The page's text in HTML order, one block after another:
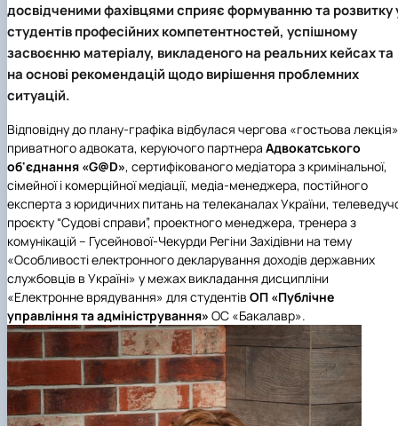
Іноземні мови
Працевлаштування
Їдальні та буфети
Студентські квитки
Центр вивчення мов
Психологічна підтримка
Інклюзивне середовище
Рада молодих вчених
Наукові школи
Стартап школа НУБіП України
Методичні рекомендації, пам'ятки
Форми документів
Патентно-ліцензійна діяльність
ЦКНО «Агропромисловий комплекс, лісове і
садово-паркове господарство, ветеринарна
медицина»
Обладнання НУБіП України
Біоетична комісія
Наукові видання
Досліднику та автору
Звіт про проведення НТЗ
Наукові журнали НУБіП України
Пам'ятка про проведення науково-
заходів
Порядок планування та організації
проведення НТЗ
Результати науково-технічних заходів
Монографії
Наука для бізнесу
Каталог наукових послуг
Наглядова рада
Рада роботодавців
Благодійний фонд «Голосіївська ініціатива
2020»
Історія університету
Видатні випускники та працівники
Звіт ректора
Пам'яті захисників України
Почесні доктори і професори НУБіП України
Університетський кур'єр
Вибори ректора
Програма розвитку університету
ініціатива – 2025»
Доступ до публічної інформації
Державні закупівлі
Офіційна символіка
Антикорупційні заходи
Уповноважена особа з питань запобігання
Положення про антикорупційного
уповноваженого НУБіП України
Національні нормативно-правові акти
Нормативно-правові акти НУБіП України
Інформаційні ресурси НАЗК
Методичні роз’яснення НАЗК
Антикорупційні заходи
досвідченими фахівцями сприяє формуванню та розвитку
студентів професійних компетентностей, успішному
засвоєнню матеріалу, викладеного на реальних кейсах та
на основі рекомендацій щодо вирішення проблемних
ситуацій.
Відповідну до плану-графіка відбулася чергова «гостьова лекція»
приватного адвоката, керуючого партнера Адвокатського
об'єднання «G@D», сертифікованого медіатора з кримінальної,
сімейної і комерційної медіації, медіа-менеджера, постійного
експерта з юридичних питань на телеканалах України,
проєкту “Судові справи”, проектного менеджера, тренера з
комунікацій – Гусейнової-Чекурди Регіни Західівни на тему
«Особливості електронного декларування доходів державних
службовців в Україні» у межах викладання дисципліни
«Електронне врядування» для студентів ОП «Публічне
управління та адміністрування» ОС «Бакалавр».